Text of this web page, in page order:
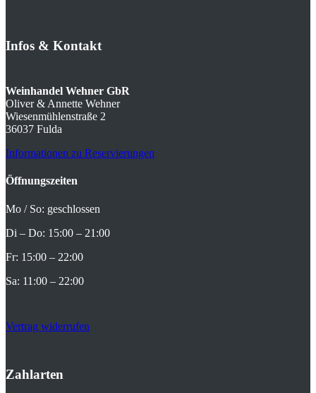
Infos & Kontakt
Weinhandel Wehner GbR
Oliver & Annette Wehner
Wiesenmühlenstraße 2
36037 Fulda
Informationen zu Reservierungen
Öffnungszeiten
Mo / So: geschlossen
Di – Do: 15:00 – 21:00
Fr: 15:00 – 22:00
Sa: 11:00 – 22:00
Vertrag widerrufen
Zahlarten